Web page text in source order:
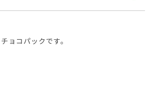
ョコパックです。